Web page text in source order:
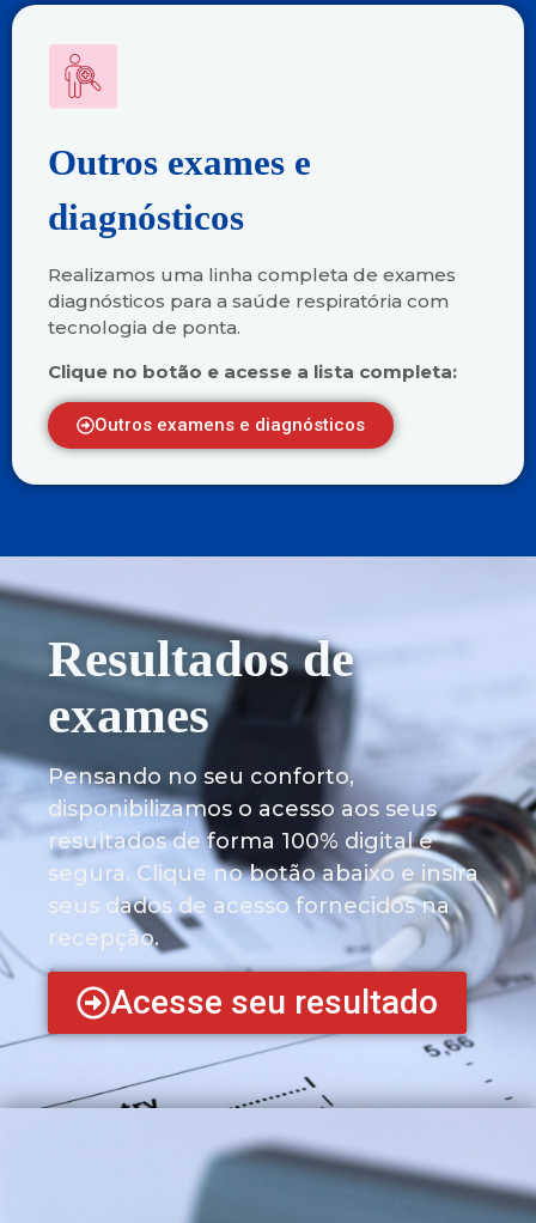
Outros exames e
diagnósticos
Realizamos uma linha completa de exames
diagnósticos para a saúde respiratória com
tecnologia de ponta.
Clique no botão e acesse a lista completa:
Outros examens e diagnósticos
Resultados de
exames
Pensando no seu conforto,
disponibilizamos o acesso aos seus
resultados de forma 100% digital e
segura. Clique no botão abaixo e insira
seus dados de acesso fornecidos na
recepção.
Acesse seu resultado